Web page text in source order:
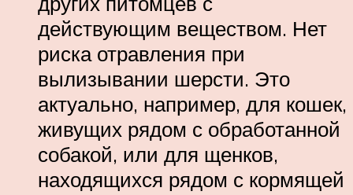
действующим веществом. Нет
риска отравления при
вылизывании шерсти. Это
актуально, например, для кошек,
живущих рядом с обработанной
собакой, или для щенков,
находящихся рядом с кормящей